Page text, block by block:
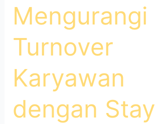
Mengurangi
Turnover
Karyawan
dengan Stay